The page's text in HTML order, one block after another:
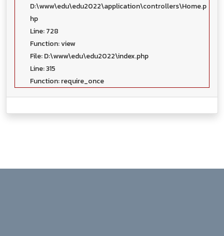
D:\www\edu\edu2022\application\controllers\Home.p
hp
Line: 728
Function: view
File: D:\www\edu\edu2022\index.php
Line: 315
Function: require_once